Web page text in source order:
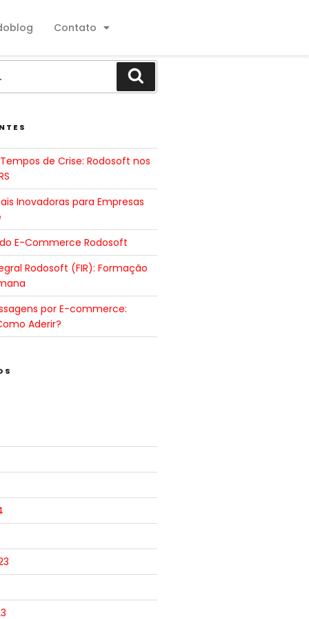
Contato
de Crise: Rodosoft nos
Inovadoras para Empresas
E-Commerce Rodosoft
Rodosoft (FIR): Formação
por E-commerce:
Aderir?